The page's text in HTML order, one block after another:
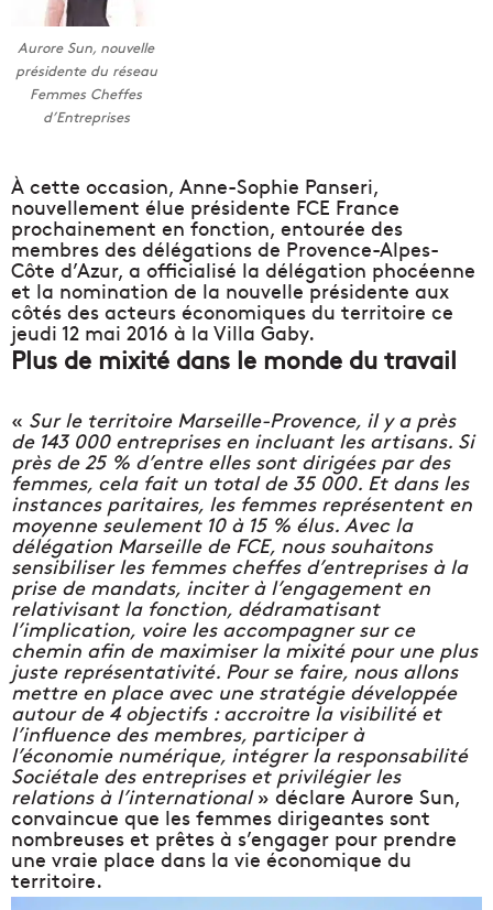
Aurore Sun, nouvelle
présidente du réseau
Femmes Cheffes
d’Entreprises
À cette occasion, Anne-Sophie Panseri,
nouvellement élue présidente FCE France
prochainement en fonction, entourée des
membres des délégations de Provence-Alpes-
Côte d’Azur, a officialisé la délégation phocéenne
et la nomination de la nouvelle présidente aux
côtés des acteurs économiques du territoire ce
jeudi 12 mai 2016 à la Villa Gaby.
Plus de mixité dans le monde du travail
« Sur le territoire Marseille-Provence, il y a près
de 143 000 entreprises en incluant les artisans. Si
près de 25 % d’entre elles sont dirigées par des
femmes, cela fait un total de 35 000. Et dans les
instances paritaires, les femmes représentent en
moyenne seulement 10 à 15 % élus. Avec la
délégation Marseille de FCE, nous souhaitons
sensibiliser les femmes cheffes d’entreprises à la
prise de mandats, inciter à l’engagement en
relativisant la fonction, dédramatisant
l’implication, voire les accompagner sur ce
chemin afin de maximiser la mixité pour une plus
juste représentativité. Pour se faire, nous allons
mettre en place avec une stratégie développée
autour de 4 objectifs : accroitre la visibilité et
l’influence des membres, participer à
l’économie numérique, intégrer la responsabilité
Sociétale des entreprises et privilégier les
relations à l’international» déclare Aurore Sun,
convaincue que les femmes dirigeantes sont
nombreuses et prêtes à s’engager pour prendre
une vraie place dans la vie économique du
territoire.